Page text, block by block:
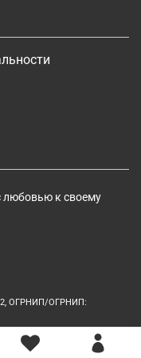
любовью к своему
ОГРНИП/ОГРНИП: